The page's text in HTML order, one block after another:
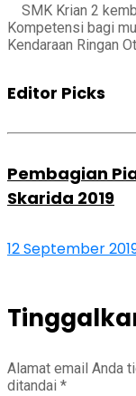
SMK Krian 2
Kompetensi bagi
Kendaraan Ringan
Editor Picks
Pembagian
Skarida 2019
12 September
Alamat email Anda
ditandai *